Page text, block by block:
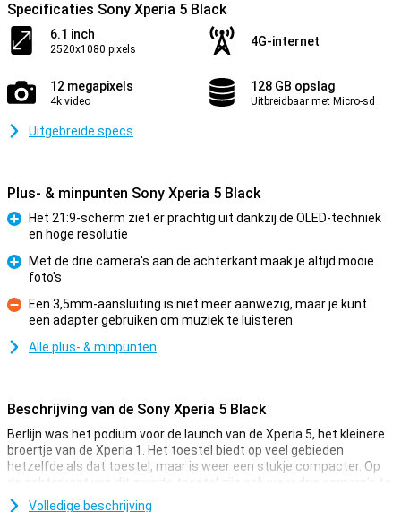
Specificaties Sony Xperia 5 Black
6.1 inch
2520x1080 pixels
4G-internet
12 megapixels
4k video
128 GB opslag
Uitbreidbaar met Micro-sd
Uitgebreide specs
Plus- & minpunten Sony Xperia 5 Black
Pluspunt
Het 21:9-scherm ziet er prachtig uit dankzij de OLED-techniek
en hoge resolutie
Pluspunt
Met de drie camera's aan de achterkant maak je altijd mooie
foto's
Minpunt
Een 3,5mm-aansluiting is niet meer aanwezig, maar je kunt
een adapter gebruiken om muziek te luisteren
Alle plus- & minpunten
Beschrijving van de Sony Xperia 5 Black
Berlijn was het podium voor de launch van de Xperia 5, het kleinere
broertje van de Xperia 1. Het toestel biedt op veel gebieden
hetzelfde als dat toestel, maar is weer een stukje compacter. Op
de achterkant van dit zwarte toestel zijn ook weer drie camera’s te
vinden.Volledige beschrijving